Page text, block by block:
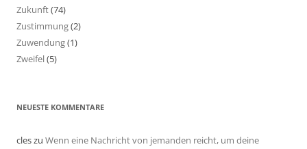
Zukunft(74)
Zustimmung(2)
Zuwendung(1)
Zweifel(5)
NEUESTE KOMMENTARE
cleszu Wenn eine Nachricht von jemanden reicht, um deine